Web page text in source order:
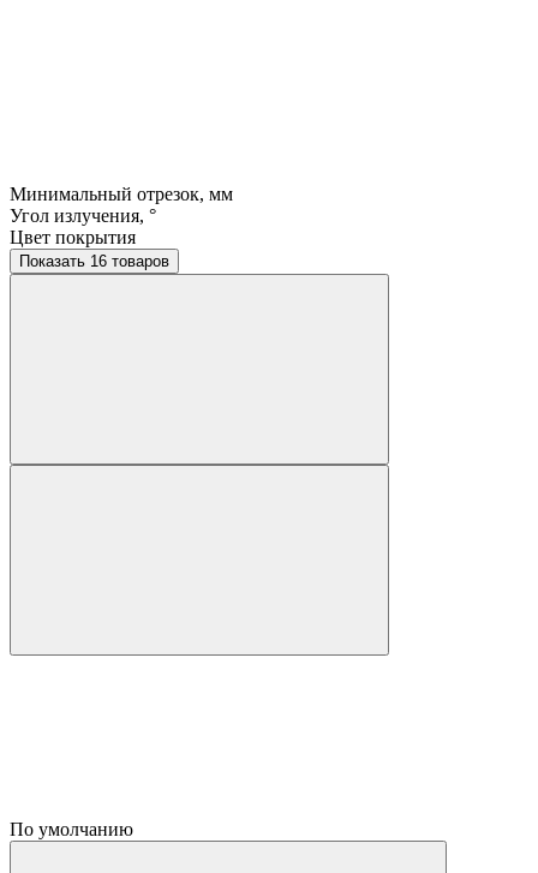
Минимальный отрезок, мм
Угол излучения, °
Цвет покрытия
Показать 16 товаров
По умолчанию